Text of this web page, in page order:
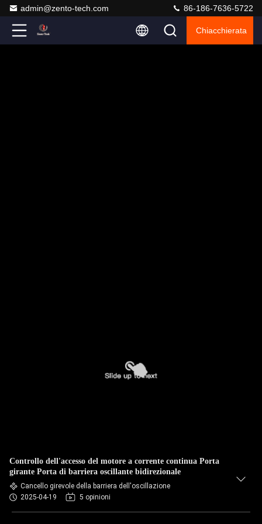
admin@zento-tech.com 86-186-7636-5722
Chiacchierata
Controllo dell'accesso del motore a corrente continua Porta
girante Porta di barriera oscillante bidirezionale
Cancello girevole della barriera dell'oscillazione
2025-04-19
5 opinioni